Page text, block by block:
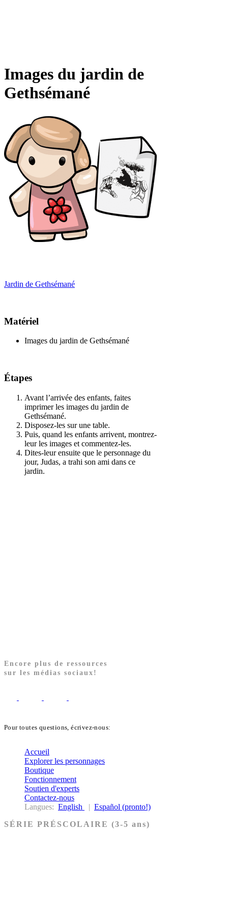
Images du jardin de
Gethsémané
Jardin de Gethsémané
Matériel
Images du jardin de Gethsémané
Étapes
Avant l’arrivée des enfants, faites
imprimer les images du jardin de
Gethsémané.
Disposez-les sur une table.
Puis, quand les enfants arrivent, montrez-
leur les images et commentez-les.
Dites-leur ensuite que le personnage du
jour, Judas, a trahi son ami dans ce
jardin.
Encore plus de ressources
sur les médias sociaux!
Pour toutes questions, écrivez-nous:
Accueil
Explorer les personnages
Boutique
Fonctionnement
Soutien d'experts
Contactez-nous
Langues: English | Español (pronto!)
SÉRIE PRÉSCOLAIRE (3-5 ans)